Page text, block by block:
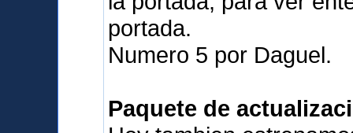
portada.
Numero 5 por Daguel.
Paquete de